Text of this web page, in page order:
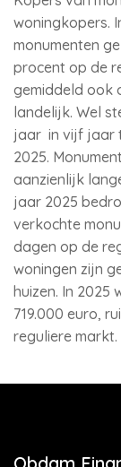
woningkopers.
monumenten
procent op de
gemiddeld ook
landelijk. Wel
jaar in vijf jaar
2025.
aanzienlijk
jaar 2025
verkochte
dagen op de
woningen zijn
huizen. In
719.000 euro,
reguliere markt.